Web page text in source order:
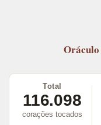
Oráculo
Total
116.098
corações tocados